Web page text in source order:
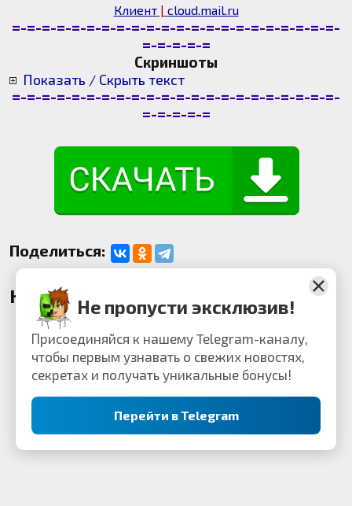
Клиент| cloud.mail.ru
=-=-=-=-=-=-=-=-=-=-=-=-=-=-=-=-=-=-=-=-=-=-
=-=-=-=-=
Скриншоты
Показать / Скрыть текст
=-=-=-=-=-=-=-=-=-=-=-=-=-=-=-=-=-=-=-=-=-=-
=-=-=-=-=
Поделиться:
Комментарии
Не пропусти эксклюзив!
Присоединяйся к нашему Telegram-каналу,
чтобы первым узнавать о свежих новостях,
секретах и получать уникальные бонусы!
Перейти в Telegram